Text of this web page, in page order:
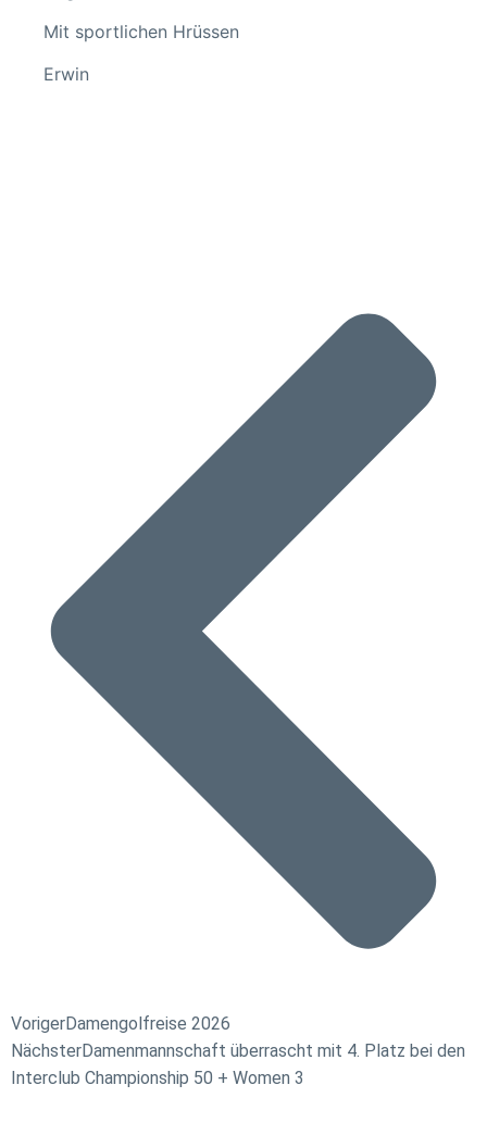
Mit sportlichen Hrüssen
Erwin
VorigerDamengolfreise 2026
NächsterDamenmannschaft überrascht mit 4. Platz bei den
Interclub Championship 50 + Women 3